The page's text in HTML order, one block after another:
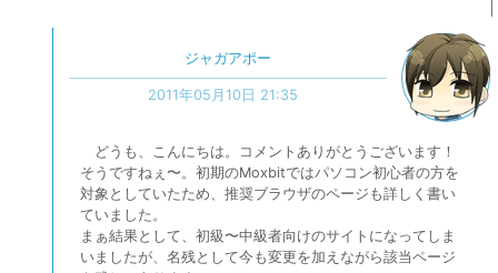
ジャガアポー
2011年05月10日 21:35
どうも、こんにちは。コメントありがとうございます！
そうですねぇ〜。初期のMoxbitではパソコン初心者の方を
対象としていたため、推奨ブラウザのページも詳しく書い
ていました。
まぁ結果として、初級〜中級者向けのサイトになってしま
いましたが、名残として今も変更を加えながら該当ページ